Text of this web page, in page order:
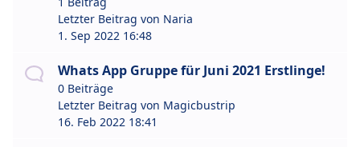
Letzter Beitrag von Naria
1. Sep 2022 16:48
Whats App Gruppe für Juni 2021 Erstlinge!
0 Beiträge
Letzter Beitrag von Magicbustrip
16. Feb 2022 18:41